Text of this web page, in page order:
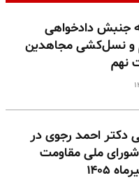
جنبش دادخواهی
و نسل‌کشی مجاهدین
نهم
دکتر احمد رجوی در
ملی مقاومت
۱۴۰۵